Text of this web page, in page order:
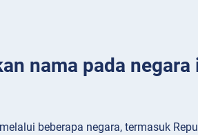
nama pada negara
beberapa negara, termasuk